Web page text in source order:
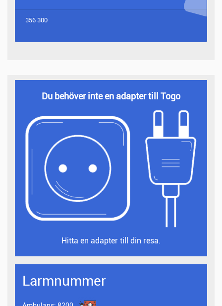
356 300
Du behöver inte en adapter till Togo
Hitta en adapter till din resa.
Larmnummer